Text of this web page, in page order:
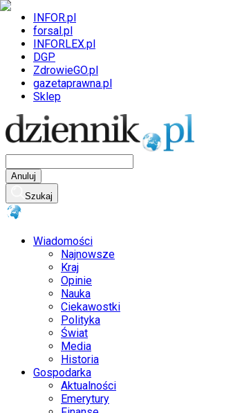
INFOR.pl
forsal.pl
INFORLEX.pl
DGP
ZdrowieGO.pl
gazetaprawna.pl
Sklep
Anuluj
Szukaj
Wiadomości
Najnowsze
Kraj
Opinie
Nauka
Ciekawostki
Polityka
Świat
Media
Historia
Gospodarka
Aktualności
Emerytury